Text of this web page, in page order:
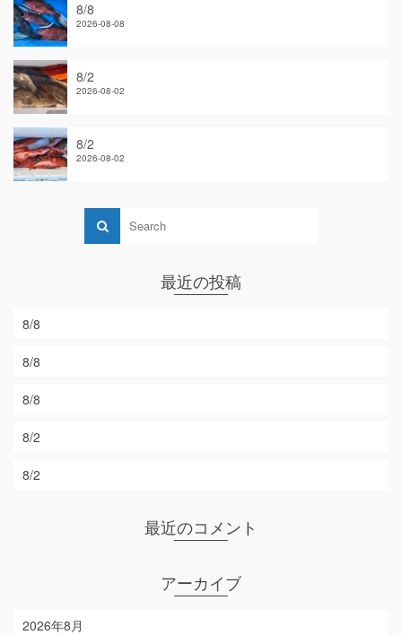
8/8
2026-08-08
8/2
2026-08-02
8/2
2026-08-02
最近の投稿
8/8
8/8
8/8
8/2
8/2
最近のコメント
アーカイブ
2026年8月